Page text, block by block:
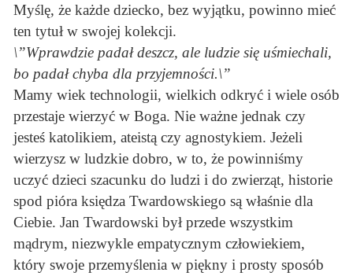
Myślę, że każde dziecko, bez wyjątku, powinno mieć
ten tytuł w swojej kolekcji.
\”Wprawdzie padał deszcz, ale ludzie się uśmiechali,
bo padał chyba dla przyjemności.\”
Mamy wiek technologii, wielkich odkryć i wiele osób
przestaje wierzyć w Boga. Nie ważne jednak czy
jesteś katolikiem, ateistą czy agnostykiem. Jeżeli
wierzysz w ludzkie dobro, w to, że powinniśmy
uczyć dzieci szacunku do ludzi i do zwierząt, historie
spod pióra księdza Twardowskiego są właśnie dla
Ciebie. Jan Twardowski był przede wszystkim
mądrym, niezwykle empatycznym człowiekiem,
który swoje przemyślenia w piękny i prosty sposób